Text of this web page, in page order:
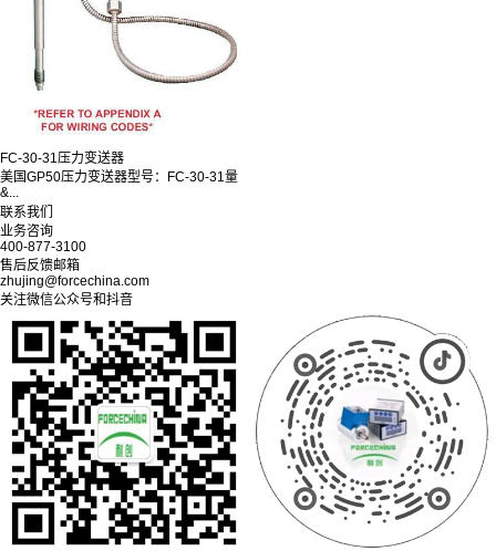
FC-30-31压力变送器
美国GP50压力变送器型号：FC-30-31量
&...
联系我们
业务咨询
400-877-3100
售后反馈邮箱
zhujing@forcechina.com
关注微信公众号和抖音